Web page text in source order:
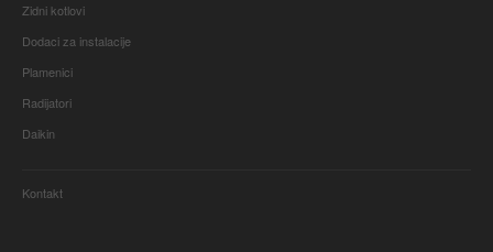
Zidni kotlovi
Dodaci za instalacije
Plamenici
Radijatori
Daikin
Kontakt